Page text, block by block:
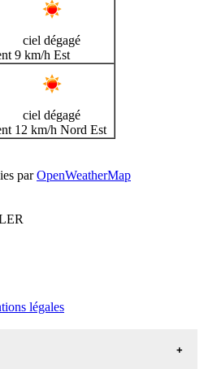
ciel dégagé
9 km/h Est
ciel dégagé
12 km/h Nord Est
parOpenWeatherMap
légales